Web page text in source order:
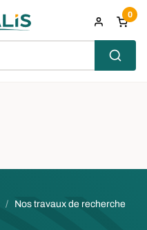
0
Nos travaux de recherche